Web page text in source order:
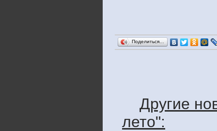
Поделиться…
Другие
лето":